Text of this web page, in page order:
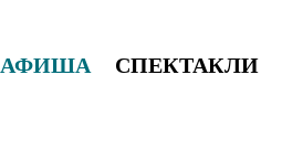
АФИША СПЕКТАКЛИ